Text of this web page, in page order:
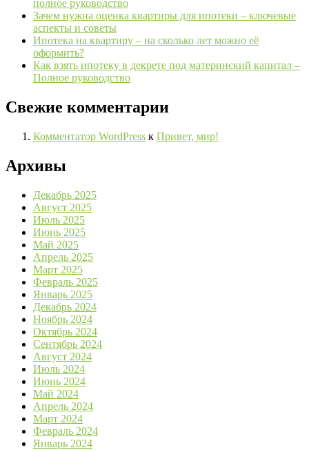
полное руководство
Зачем нужна оценка квартиры для ипотеки – ключевые
аспекты и советы
Ипотека на квартиру – на сколько лет можно её
оформить?
Как взять ипотеку в декрете под материнский капитал –
Полное руководство
Свежие комментарии
Комментатор WordPress к Привет, мир!
Архивы
Декабрь 2025
Август 2025
Июль 2025
Июнь 2025
Май 2025
Апрель 2025
Март 2025
Февраль 2025
Январь 2025
Декабрь 2024
Ноябрь 2024
Октябрь 2024
Сентябрь 2024
Август 2024
Июль 2024
Июнь 2024
Май 2024
Апрель 2024
Март 2024
Февраль 2024
Январь 2024